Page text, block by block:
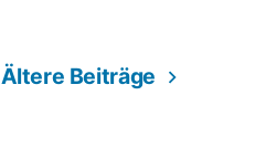
Ältere Beiträge